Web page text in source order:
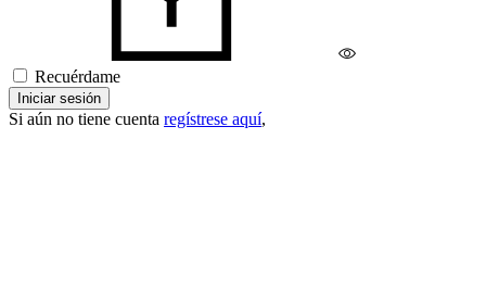
Recuérdame
Iniciar sesión
Si aún no tiene cuenta regístrese aquí,